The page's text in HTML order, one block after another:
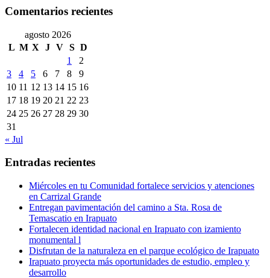
Comentarios recientes
agosto 2026
L M X J V S D
1
2
3
4 5 6 7 8
9
10 11 12 13 14 15 16
17 18 19 20 21 22 23
24 25 26 27 28 29 30
31
« Jul
Entradas recientes
Miércoles en tu Comunidad fortalece servicios y atenciones
en Carrizal Grande
Entregan pavimentación del camino a Sta. Rosa de
Temascatio en Irapuato
Fortalecen identidad nacional en Irapuato con izamiento
monumental l
Disfrutan de la naturaleza en el parque ecológico de Irapuato
Irapuato proyecta más oportunidades de estudio, empleo y
desarrollo